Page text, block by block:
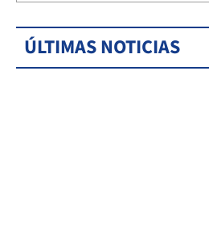
ÚLTIMAS NOTICIAS